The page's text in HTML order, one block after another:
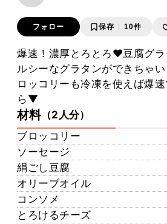
フォロー 保存 10件
爆速！濃厚とろとろ♥豆腐グ
ルシーなグラタンができちゃ
ロッコリーも冷凍を使えば爆
ら▼
材料（2人分）
ブロッコリー
ソーセージ
絹ごし豆腐
オリーブオイル
コンソメ
とろけるチーズ